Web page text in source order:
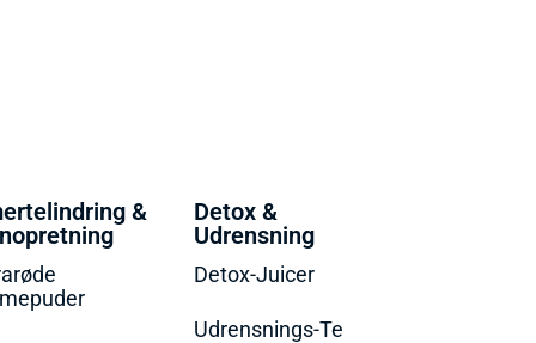
&
Detox &
Udrensning
Detox-Juicer
Udrensnings-Te